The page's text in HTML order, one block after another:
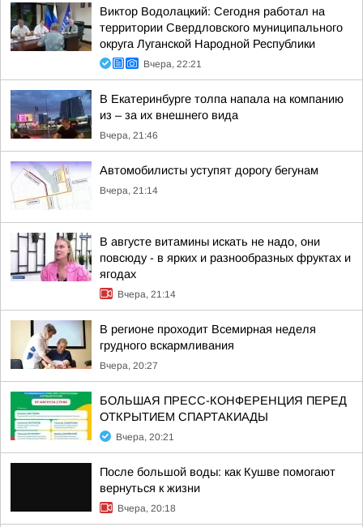
Виктор Водолацкий: Сегодня работал на
территории Свердловского муниципального
округа Луганской Народной Республики
Вчера, 22:21
В Екатеринбурге толпа напала на компанию
из – за их внешнего вида
Вчера, 21:46
Автомобилисты уступят дорогу бегунам
Вчера, 21:14
В августе витамины искать не надо, они
повсюду - в ярких и разнообразных фруктах и
ягодах
Вчера, 21:14
В регионе проходит Всемирная неделя
грудного вскармливания
Вчера, 20:27
БОЛЬШАЯ ПРЕСС-КОНФЕРЕНЦИЯ ПЕРЕД
ОТКРЫТИЕМ СПАРТАКИАДЫ
Вчера, 20:21
После большой воды: как Кушве помогают
вернуться к жизни
Вчера, 20:18